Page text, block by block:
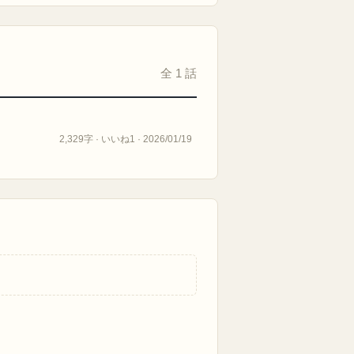
全 1 話
2,329字 · いいね1 · 2026/01/19